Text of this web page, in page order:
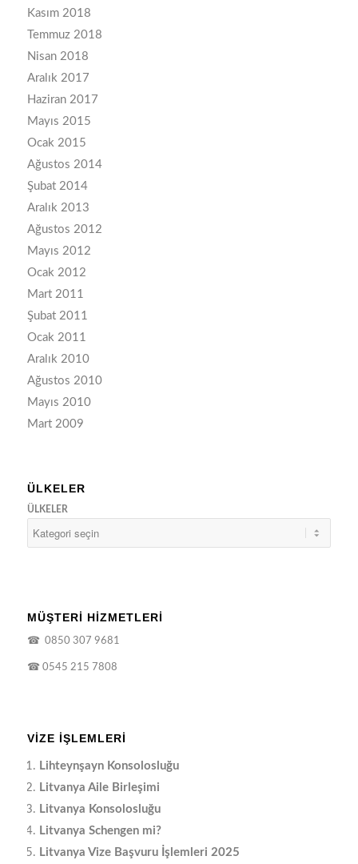
Kasım 2018
Temmuz 2018
Nisan 2018
Aralık 2017
Haziran 2017
Mayıs 2015
Ocak 2015
Ağustos 2014
Şubat 2014
Aralık 2013
Ağustos 2012
Mayıs 2012
Ocak 2012
Mart 2011
Şubat 2011
Ocak 2011
Aralık 2010
Ağustos 2010
Mayıs 2010
Mart 2009
ÜLKELER
ÜLKELER
MÜŞTERİ HİZMETLERİ
☎0850 307 9681
☎0545 215 7808
VIZE İŞLEMLERI
Lihteynşayn Konsolosluğu
Litvanya Aile Birleşimi
Litvanya Konsolosluğu
Litvanya Schengen mi?
Litvanya Vize Başvuru İşlemleri 2025